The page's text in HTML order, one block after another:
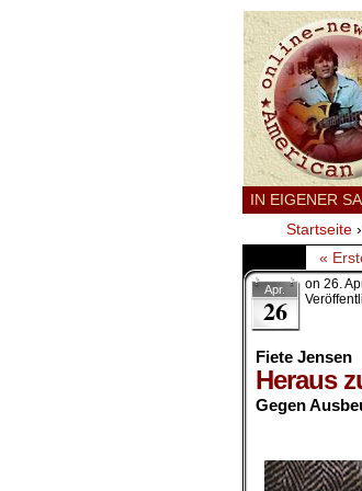
IN EIGENER
Startseite ›
«
Apr.
26
on 26.
Fiete Jensen
Heraus
Gegen